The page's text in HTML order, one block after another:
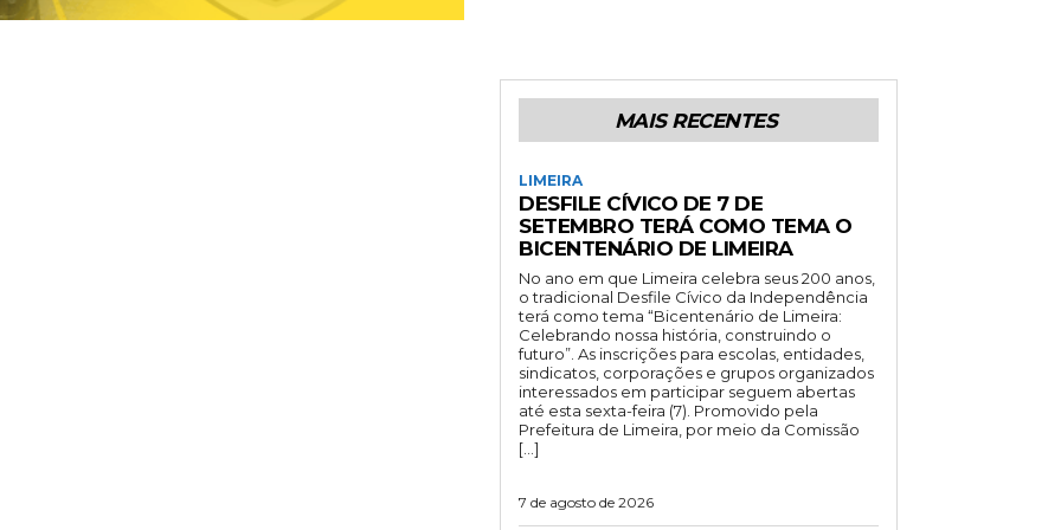
MAIS RECENTES
LIMEIRA
DESFILE CÍVICO DE 7 DE
SETEMBRO TERÁ COMO TEMA O
BICENTENÁRIO DE LIMEIRA
No ano em que Limeira celebra seus 200 anos,
o tradicional Desfile Cívico da Independência
terá como tema “Bicentenário de Limeira:
Celebrando nossa história, construindo o
futuro”. As inscrições para escolas, entidades,
sindicatos, corporações e grupos organizados
interessados em participar seguem abertas
até esta sexta-feira (7). Promovido pela
Prefeitura de Limeira, por meio da Comissão
[…]
7 de agosto de 2026